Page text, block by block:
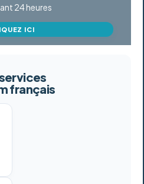
24 heures
ICI
français